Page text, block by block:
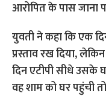
आरोपित के पास जाना
युवती ने कहा कि एक
प्रस्ताव रख दिया,
दिन एटीपी सीधे उसके
वह शाम को घर पहुंची